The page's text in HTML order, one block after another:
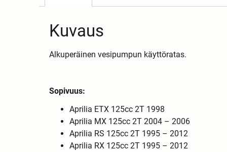
Kuvaus
Alkuperäinen vesipumpun käyttöratas.
Sopivuus:
Aprilia ETX 125cc 2T 1998
Aprilia MX 125cc 2T 2004 – 2006
Aprilia RS 125cc 2T 1995 – 2012
Aprilia RX 125cc 2T 1995 – 2012